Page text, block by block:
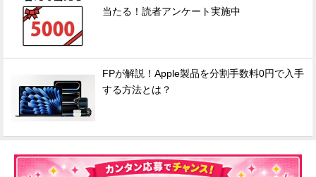
当たる！読者アンケート実施中
FPが解説！Apple製品を分割手数料0円で入手
する方法とは？